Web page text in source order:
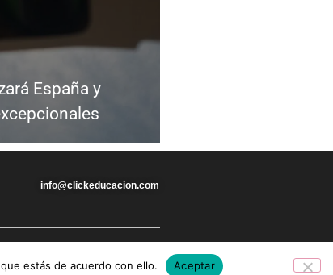
España y
info@clickeducacion.com
estás de acuerdo con ello. Aceptar